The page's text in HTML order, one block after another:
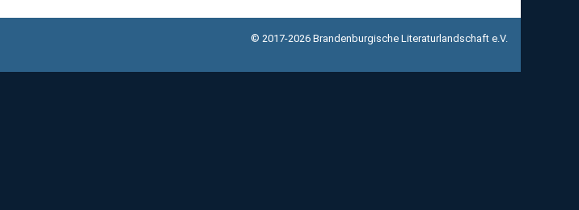
© 2017-2026 Brandenburgische Literaturlandschaft e.V.